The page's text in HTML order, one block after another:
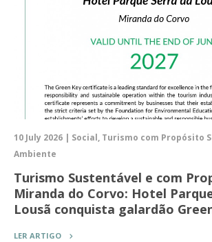
10 July 2026 | Social, Turismo com Propósito
Ambiente
Turismo Sustentável e com
Miranda do Corvo: Hotel
Lousã conquista galardão
LER ARTIGO